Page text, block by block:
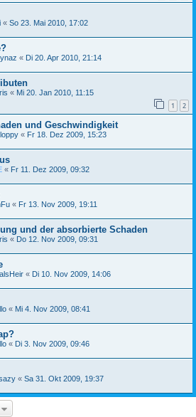
« So 23. Mai 2010, 17:02
« Di 20. Apr 2010, 21:14
« Mi 20. Jan 2010, 11:15
1 2
und Geschwindigkeit
« Fr 18. Dez 2009, 15:23
« Fr 11. Dez 2009, 09:32
« Fr 13. Nov 2009, 19:11
und der absorbierte Schaden
« Do 12. Nov 2009, 09:31
« Di 10. Nov 2009, 14:06
« Mi 4. Nov 2009, 08:41
« Di 3. Nov 2009, 09:46
« Sa 31. Okt 2009, 19:37